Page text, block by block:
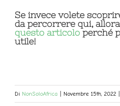
Se invece volete
da percorrere qui, allora
questo articolo perché
utile!
Di NonSoloAfrica Novembre 15th, 2022